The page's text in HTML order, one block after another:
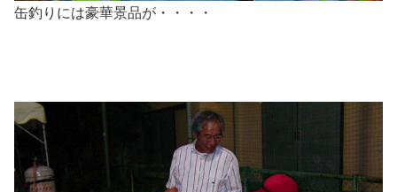
缶釣りには豪華景品が・・・・